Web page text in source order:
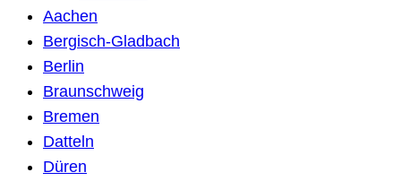
Aachen
Bergisch-Gladbach
Berlin
Braunschweig
Bremen
Datteln
Düren